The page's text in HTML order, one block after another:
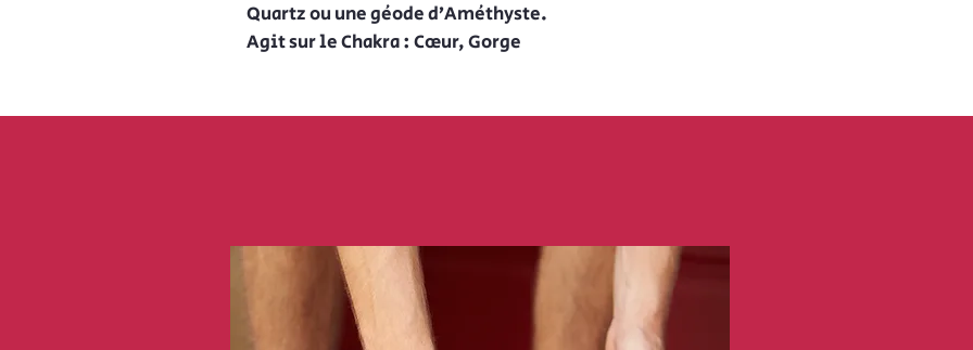
Quartz ou une géode d’Améthyste.
Agit sur le Chakra : Cœur, Gorge